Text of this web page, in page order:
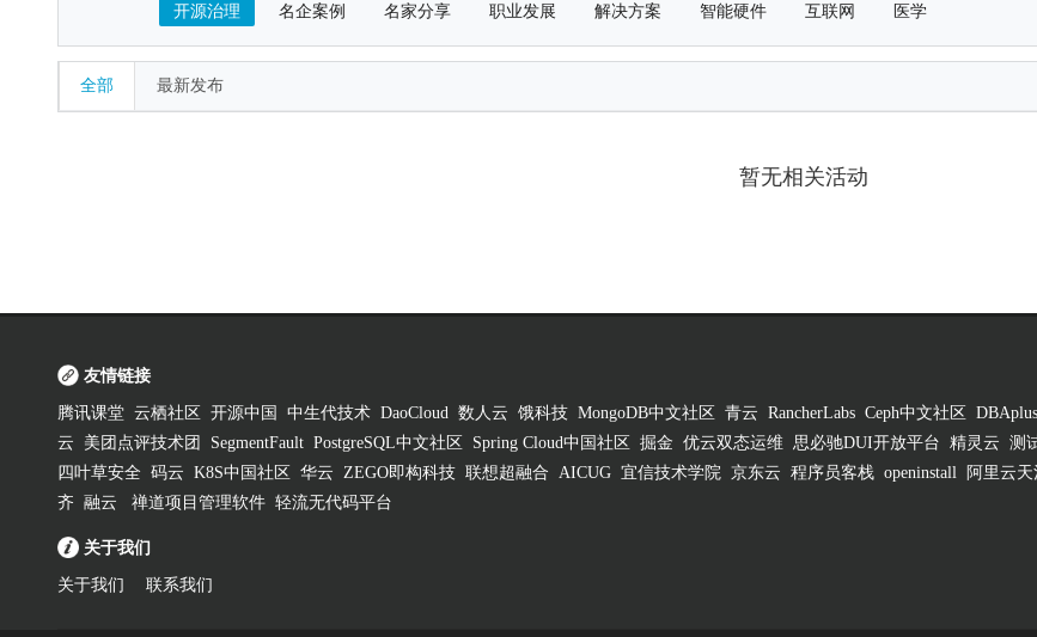
开源治理 名企案例 名家分享 职业发展 解决方案 智能硬件 互联网 医学
全部 最新发布
暂无相关活动
友情链接
腾讯课堂 云栖社区 开源中国 中生代技术 DaoCloud 数人云 饿科技 MongoDB中文社区 青云 RancherLabs Ceph中文社区
云
美团点评技术团 SegmentFault PostgreSQL中文社区 Spring Cloud中国社区 掘金 优云双态运维 思必驰DUI开放平台 精灵云 测
四叶草安全 码云 K8S中国社区 华云 ZEGO即构科技 联想超融合 AICUG 宜信技术学院 京东云 程序员客栈 openinstall 阿里云
齐 融云 禅道项目管理软件 轻流无代码平台
关于我们
关于我们 联系我们